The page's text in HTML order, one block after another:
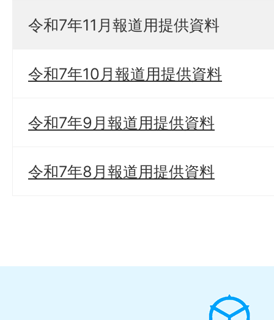
令和7年11月報道用提供資料
令和7年10月報道用提供資料
令和7年9月報道用提供資料
令和7年8月報道用提供資料